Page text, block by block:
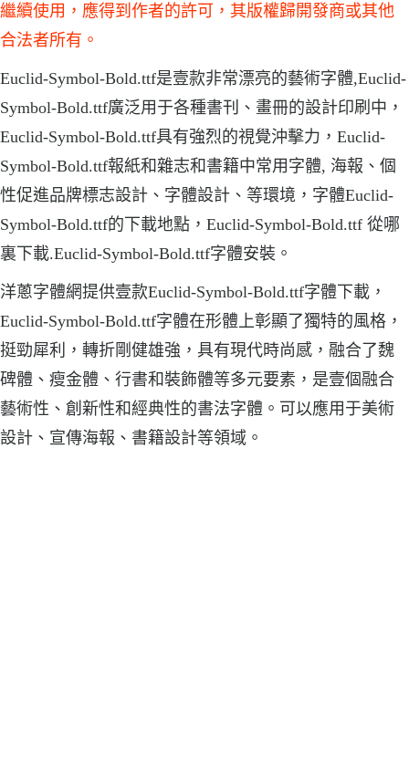
繼續使用，應得到作者的許可，其版權歸開發商或其他
合法者所有。
Euclid-Symbol-Bold.ttf是壹款非常漂亮的藝術字體,Euclid-
Symbol-Bold.ttf廣泛用于各種書刊、畫冊的設計印刷中，
Euclid-Symbol-Bold.ttf具有強烈的視覺沖擊力，Euclid-
Symbol-Bold.ttf報紙和雜志和書籍中常用字體, 海報、個
性促進品牌標志設計、字體設計、等環境，字體Euclid-
Symbol-Bold.ttf的下載地點，Euclid-Symbol-Bold.ttf 從哪
裏下載.Euclid-Symbol-Bold.ttf字體安裝。
洋蔥字體網提供壹款Euclid-Symbol-Bold.ttf字體下載，
Euclid-Symbol-Bold.ttf字體在形體上彰顯了獨特的風格，
挺勁犀利，轉折剛健雄強，具有現代時尚感，融合了魏
碑體、瘦金體、行書和裝飾體等多元要素，是壹個融合
藝術性、創新性和經典性的書法字體。可以應用于美術
設計、宣傳海報、書籍設計等領域。